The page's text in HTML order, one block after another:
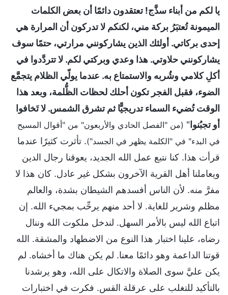
يا لكم من أبناء سذَّج! تعتقدون دائمًا أن بعض الكلمات
الميمونة تُعتبَرُ بركة مني، لكنكم لا تدركون أن المرارة هي
إحدى بركاتي. أولئك الذين يشاركونني مرارتي، حتمًا سوف
يشاركونني حلاوتي. هذا وعدي وبركتي لكم. لا تتردَّدوا في
أكلِ كلامي وشُربه والاستمتاع به. عندما يولّي الظلام يتجمَّع
الضوء، فقبل الفجر تكون أحلك لحظات الظُّلمة، وبعد هذا
الوقت تُضيء السماء تدريجيًّا ثم تشرق الشمس. لا تَخافوا
أو تجبُنوا" (من "الفصل الحادي والأربعون" من "أقوال المسيح
في البدء" في "الكلمة يظهر في الجسد"). تأثرت كثيرًا عندما
قرأت هذا. كنا نتبع عمل الله الجديد، يعوقنا رجال الدين
ويعاملنا أهل القرية الآخرون بشكل غير عادل. كان هذا لا
مفرَّ منه. لأن الناس أفسدهم الشيطان بشدة، والعالم
مظلم وشرير للغاية. لا أحد منهم يرحِّب بمجيء الله. إن
اتباع الله ليس بالأمر السهل. لندخل ملكوت الله وننال
رضاه، علينا اختبار هذا النوع من الاضطهاد والمشقة. الله
قوتنا الداعمة وهو دائمًا معنا. لم يكن هناك ما أخشاه. لم
يكن عليَّ سوى الصلاة والاتكال على الله، وهو يرشدنا
بالتأكيد للتغلب على عرقلة القس. فكرت في اختبارات